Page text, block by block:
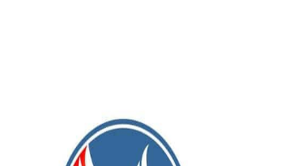
fueron con sendos disparos directo al arco,
con criterio y experiencia de equipo que se
de juego con el domino del balón y los tiempos
la estampida de Argentino y cerrar, finalmente, una
se había mencionado antes, fue de muy buen nival